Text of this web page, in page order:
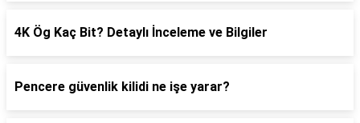
4K Ög Kaç Bit? Detaylı İnceleme ve Bilgiler
Pencere güvenlik kilidi ne işe yarar?